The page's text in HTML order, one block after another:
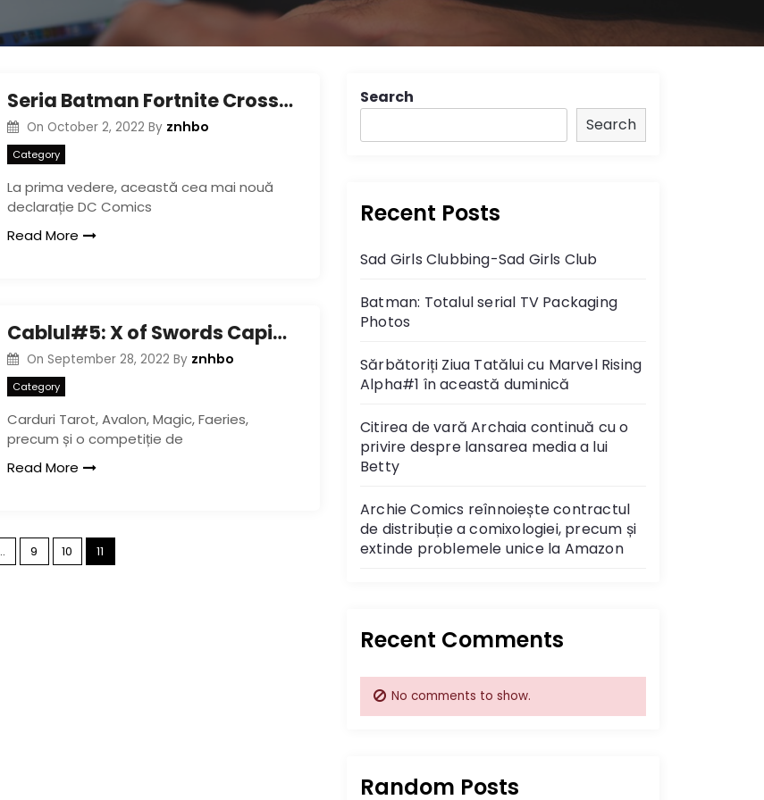
Seria Batman Fortnite Crossover pentru a introduce la DC Comics
On October 2, 2022 By znhbo
Category
La prima vedere, această cea mai nouă
declarație DC Comics
Read More
Cablul#5: X of Swords Capitolul opt face o pauză de la legendarul fantezie pentru a ne oferi Carduri de Sci-Fi Legendare (Spoilers)
On September 28, 2022 By znhbo
Category
Carduri Tarot, Avalon, Magic, Faeries,
precum și o competiție de
Read More
9 10 11
Search
Search
Recent Posts
Sad Girls Clubbing-Sad Girls Club
Batman: Totalul serial TV Packaging
Photos
Sărbătoriți Ziua Tatălui cu Marvel Rising
Alpha#1 în această duminică
Citirea de vară Archaia continuă cu o
privire despre lansarea media a lui
Betty
Archie Comics reînnoiește contractul
de distribuție a comixologiei, precum și
extinde problemele unice la Amazon
Recent Comments
No comments to show.
Random Posts